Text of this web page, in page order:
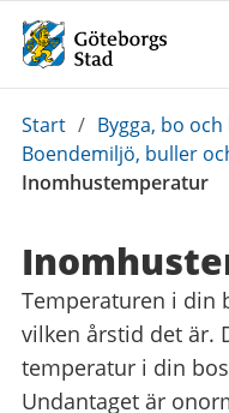
Du
är
här:
Start / Bygga, bo
Boendemiljö, buller
Inomhustemperatur
Temperaturen i din
vilken årstid det är.
temperatur i din
Undantaget är